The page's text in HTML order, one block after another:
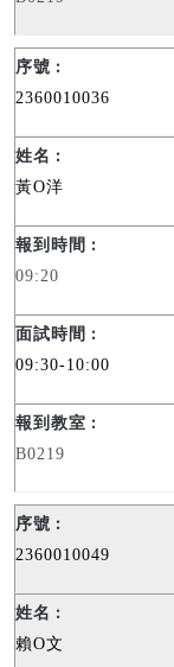
2360010036
黃O洋
09:20
09:30-10:00
B0219
2360010049
賴O文